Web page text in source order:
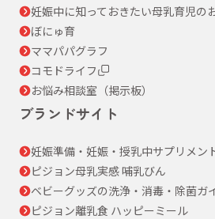
妊娠中に知っておきたい母乳育児の
ぼにゅ育
ママパパグラフ
コモドライフ
お悩み相談室（掲示板）
ブランドサイト
妊娠準備・妊娠・授乳中サプリメン
ピジョン母乳実感 哺乳びん
ベビーグッズの洗浄・消毒・除菌ガ
ピジョン離乳食 ハッピーミール